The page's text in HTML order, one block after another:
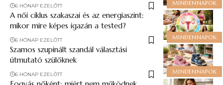
MINDENNAPOK
6 HÓNAP EZELŐTT
MINDENNAPOK
A női ciklus szakaszai és az energiaszint:
mikor mire képes igazán a tested?
6 HÓNAP EZELŐTT
MINDENNAPOK
Szamos szupinált szandál választási
útmutató szülőknek
6 HÓNAP EZELŐTT